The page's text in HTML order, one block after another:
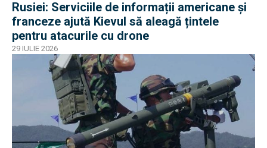
Rusiei: Serviciile de informații americane și
franceze ajută Kievul să aleagă țintele
pentru atacurile cu drone
29 IULIE 2026